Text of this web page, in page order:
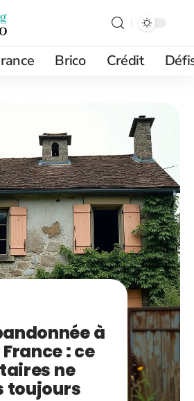
Brico Crédit
à
: ce
ne
toujours